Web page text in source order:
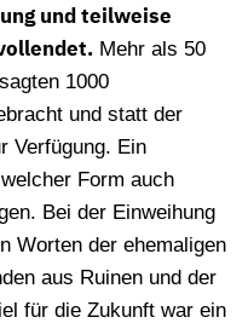
und teilweise
Mehr als 50
1000
und statt der
Verfügung. Ein
Form auch
Bei der Einweihung
Worten der ehemaligen
aus Ruinen und der
für die Zukunft war ein